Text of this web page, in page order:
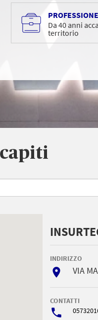
PROFESSIONE
Da 40 anni
territorio
INDIRIZZO
room VIA
CONTATTI
phone